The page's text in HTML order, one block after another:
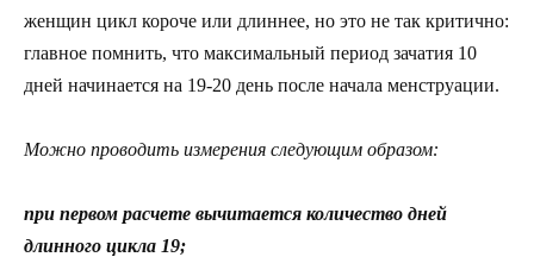
женщин цикл короче или длиннее, но это не так критично:
главное помнить, что максимальный период зачатия 10
дней начинается на 19-20 день после начала менструации.
Можно проводить измерения следующим образом:
при первом расчете вычитается количество дней
длинного цикла 19;